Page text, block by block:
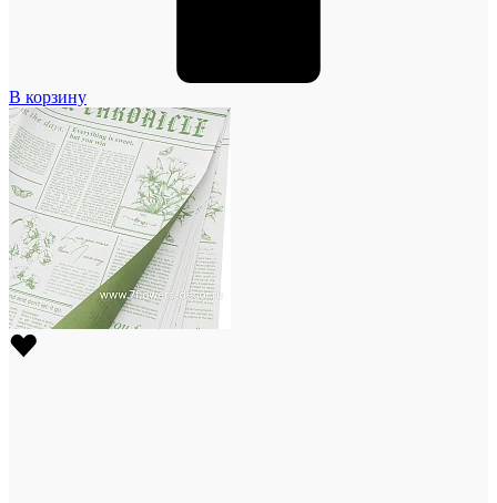
В корзину